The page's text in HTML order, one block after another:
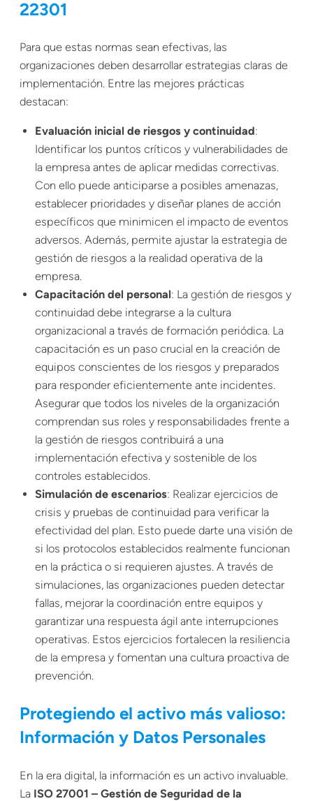
22301
Para que estas normas sean efectivas, las
organizaciones deben desarrollar estrategias claras de
implementación. Entre las mejores prácticas
destacan:
Evaluación inicial de riesgos y continuidad:
Identificar los puntos críticos y vulnerabilidades de
la empresa antes de aplicar medidas correctivas.
Con ello puede anticiparse a posibles amenazas,
establecer prioridades y diseñar planes de acción
específicos que minimicen el impacto de eventos
adversos. Además, permite ajustar la estrategia de
gestión de riesgos a la realidad operativa de la
empresa.
Capacitación del personal: La gestión de riesgos y
continuidad debe integrarse a la cultura
organizacional a través de formación periódica. La
capacitación es un paso crucial en la creación de
equipos conscientes de los riesgos y preparados
para responder eficientemente ante incidentes.
Asegurar que todos los niveles de la organización
comprendan sus roles y responsabilidades frente a
la gestión de riesgos contribuirá a una
implementación efectiva y sostenible de los
controles establecidos.
Simulación de escenarios: Realizar ejercicios de
crisis y pruebas de continuidad para verificar la
efectividad del plan. Esto puede darte una visión de
si los protocolos establecidos realmente funcionan
en la práctica o si requieren ajustes. A través de
simulaciones, las organizaciones pueden detectar
fallas, mejorar la coordinación entre equipos y
garantizar una respuesta ágil ante interrupciones
operativas. Estos ejercicios fortalecen la resiliencia
de la empresa y fomentan una cultura proactiva de
prevención.
Protegiendo el activo más valioso:
Información y Datos Personales
En la era digital, la información es un activo invaluable.
La ISO 27001 – Gestión de Seguridad de la